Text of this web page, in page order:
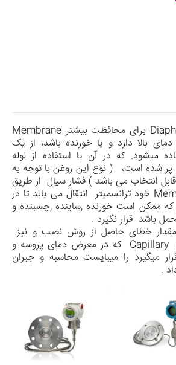
برای محافظت بیشتر Membrane
بالا دارد و یا خورنده باشد، از یک
می­شود. که در آن یا استفاده از لوله
پر شده است، ( نوع این روغن با توجه به
انتخاب می باشد ) فشار سیال از طریق
خود ترانسمیتر انتقال می یابد تا در
ممکن است خورنده ,ساینده ,چسبنده و
باشد قرار نگیرد .
خطای حاصل از روش نصب و نیز
Capillary که در معرض دمای پروسه و
میگیرد را میبایست محاسبه و جبران
.